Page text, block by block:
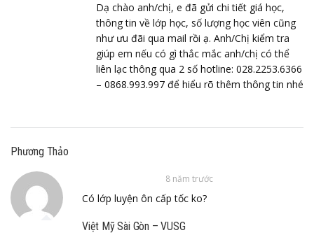
Dạ chào anh/chị, e đã gửi chi tiết giá học,
thông tin về lớp học, số lượng học viên cũng
như ưu đãi qua mail rồi ạ. Anh/Chị kiểm tra
giúp em nếu có gì thắc mắc anh/chị có thể
liên lạc thông qua 2 số hotline: 028.2253.6366
– 0868.993.997 để hiểu rõ thêm thông tin nhé
Phương Thảo
8 năm trước
Có lớp luyện ôn cấp tốc ko?
Việt Mỹ Sài Gòn – VUSG